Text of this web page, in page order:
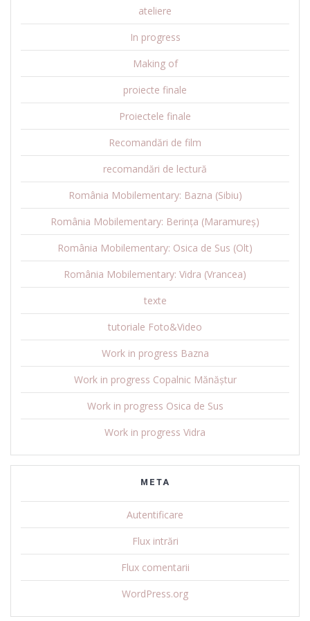
ateliere
In progress
Making of
proiecte finale
Proiectele finale
Recomandări de film
recomandări de lectură
România Mobilementary: Bazna (Sibiu)
România Mobilementary: Berința (Maramureș)
România Mobilementary: Osica de Sus (Olt)
România Mobilementary: Vidra (Vrancea)
texte
tutoriale Foto&Video
Work in progress Bazna
Work in progress Copalnic Mănăștur
Work in progress Osica de Sus
Work in progress Vidra
META
Autentificare
Flux intrări
Flux comentarii
WordPress.org